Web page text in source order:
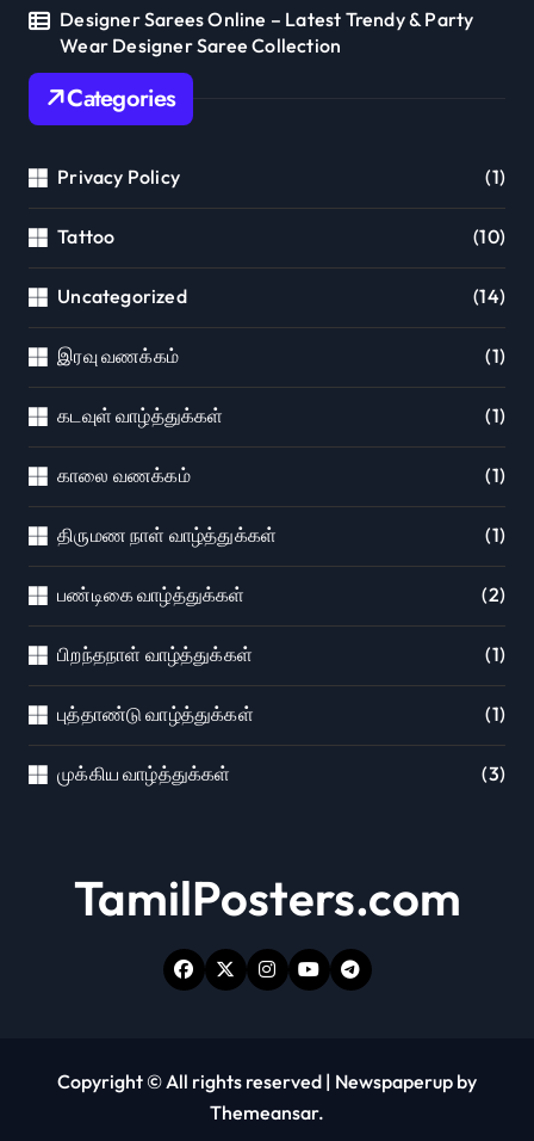
Designer Sarees Online – Latest Trendy & Party
Wear Designer Saree Collection
Categories
Privacy Policy (1)
Tattoo (10)
Uncategorized (14)
இரவு வணக்கம் (1)
கடவுள் வாழ்த்துக்கள் (1)
காலை வணக்கம் (1)
திருமண நாள் வாழ்த்துக்கள் (1)
பண்டிகை வாழ்த்துக்கள் (2)
பிறந்தநாள் வாழ்த்துக்கள் (1)
புத்தாண்டு வாழ்த்துக்கள் (1)
முக்கிய வாழ்த்துக்கள் (3)
TamilPosters.com
Copyright © All rights reserved | Newspaperup by
Themeansar.